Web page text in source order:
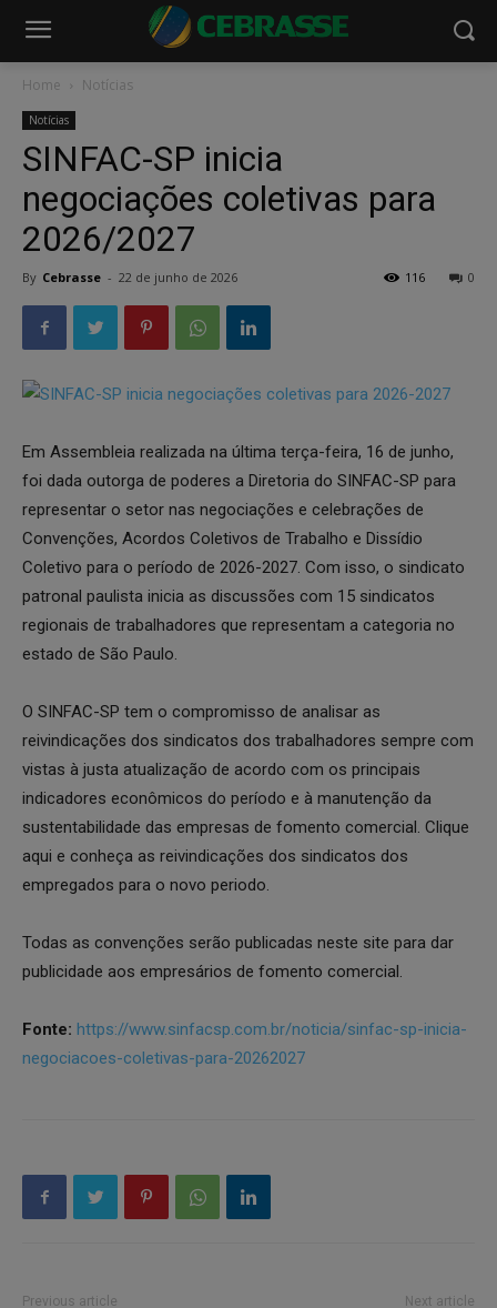
Home Notícias
Notícias
SINFAC-SP inicia
negociações coletivas para
2026/2027
By Cebrasse - 22 de junho de 2026 0
116
Em Assembleia realizada na última terça-feira, 16 de junho,
foi dada outorga de poderes a Diretoria do SINFAC-SP para
representar o setor nas negociações e celebrações de
Convenções, Acordos Coletivos de Trabalho e Dissídio
Coletivo para o período de 2026-2027. Com isso, o sindicato
patronal paulista inicia as discussões com 15 sindicatos
regionais de trabalhadores que representam a categoria no
estado de São Paulo.
O SINFAC-SP tem o compromisso de analisar as
reivindicações dos sindicatos dos trabalhadores sempre com
vistas à justa atualização de acordo com os principais
indicadores econômicos do período e à manutenção da
sustentabilidade das empresas de fomento comercial. Clique
aqui e conheça as reivindicações dos sindicatos dos
empregados para o novo periodo.
Todas as convenções serão publicadas neste site para dar
publicidade aos empresários de fomento comercial.
Fonte: https://www.sinfacsp.com.br/noticia/sinfac-sp-inicia-
negociacoes-coletivas-para-20262027
Previous article Next article